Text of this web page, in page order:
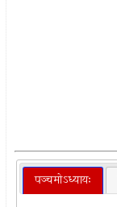
पञ्चमोऽध्यायः